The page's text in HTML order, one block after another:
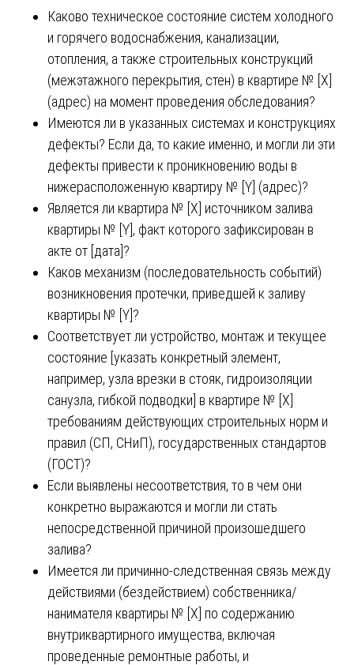
Каково техническое состояние систем холодного
и горячего водоснабжения, канализации,
отопления, а также строительных конструкций
(межэтажного перекрытия, стен) в квартире № [X]
(адрес) на момент проведения обследования?
Имеются ли в указанных системах и конструкциях
дефекты? Если да, то какие именно, и могли ли эти
дефекты привести к проникновению воды в
нижерасположенную квартиру № [Y] (адрес)?
Является ли квартира № [X] источником залива
квартиры № [Y], факт которого зафиксирован в
акте от [дата]?
Каков механизм (последовательность событий)
возникновения протечки, приведшей к заливу
квартиры № [Y]?
Соответствует ли устройство, монтаж и текущее
состояние [указать конкретный элемент,
например, узла врезки в стояк, гидроизоляции
санузла, гибкой подводки] в квартире № [X]
требованиям действующих строительных норм и
правил (СП, СНиП), государственных стандартов
(ГОСТ)?
Если выявлены несоответствия, то в чем они
конкретно выражаются и могли ли стать
непосредственной причиной произошедшего
залива?
Имеется ли причинно-следственная связь между
действиями (бездействием) собственника/
нанимателя квартиры № [X] по содержанию
внутриквартирного имущества, включая
проведенные ремонтные работы, и